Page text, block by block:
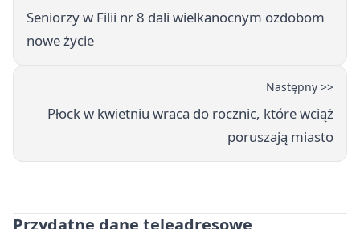
Seniorzy w Filii nr 8 dali wielkanocnym ozdobom
nowe życie
Następny >>
Płock w kwietniu wraca do rocznic, które wciąż
poruszają miasto